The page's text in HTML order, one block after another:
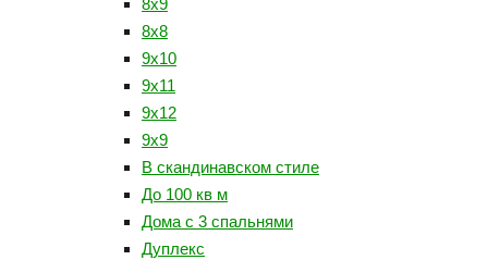
8x9
8х8
9x10
9x11
9x12
9x9
В скандинавском стиле
До 100 кв м
Дома с 3 спальнями
Дуплекс